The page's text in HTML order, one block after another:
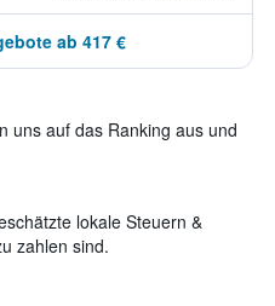
ab 417 €
uns auf das Ranking aus und
lokale Steuern &
zahlen sind.